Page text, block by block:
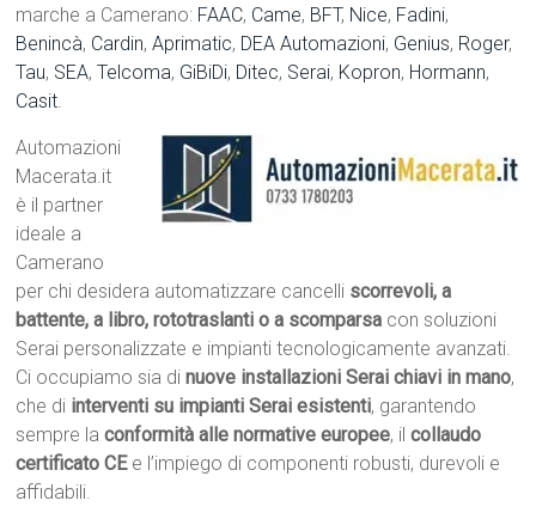
marche a Camerano: FAAC, Came, BFT, Nice, Fadini,
Benincà, Cardin,Aprimatic, DEA Automazioni, Genius, Roger,
Tau, SEA,Telcoma, GiBiDi, Ditec, Serai, Kopron, Hormann,
Casit.
Automazioni
Macerata.it
è il partner
ideale a
Camerano
per chi desidera automatizzare cancelli scorrevoli, a
battente, a libro, rototraslanti o a scomparsa con soluzioni
Serai personalizzate e impianti tecnologicamente avanzati.
Ci occupiamo sia dinuove installazioni Serai chiavi in mano,
che di interventi su impianti Serai esistenti, garantendo
sempre laconformità alle normative europee, ilcollaudo
certificato CEe l’impiego di componenti robusti, durevoli e
affidabili.